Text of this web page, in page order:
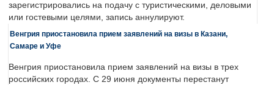
зарегистрировались на подачу с туристическими, деловыми
или гостевыми целями, запись аннулируют.
Венгрия приостановила прием заявлений на визы в Казани,
Самаре и Уфе
Венгрия приостановила прием заявлений на визы в трех
российских городах. С 29 июня документы перестанут